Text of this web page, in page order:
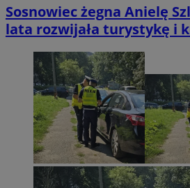
Sosnowiec żegna Anielę
lata rozwijała turystykę i